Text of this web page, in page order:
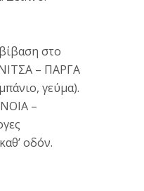
στο
– ΠΑΡΓΑ
γεύμα).
–
οδόν.